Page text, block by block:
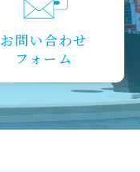
お問い合わせ
フォーム